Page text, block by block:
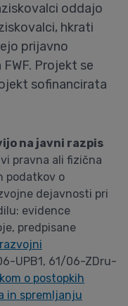
oddajo
hkrati
prijavno
Projekt se
sofinancirata
na javni razpis
pravna ali fizična
podatkov o
dejavnosti pri
evidence
predpisane
UPB1, 61/06-ZDru-
o postopkih
in spremljanju